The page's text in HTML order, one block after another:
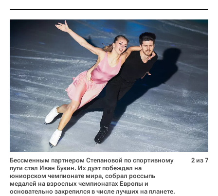
Бессменным партнером Степановой по спортивному
пути стал Иван Букин. Их дуэт побеждал на
юниорском чемпионате мира, собрал россыпь
медалей на взрослых чемпионатах Европы и
основательно закрепился в числе лучших на планете.
2 из 7